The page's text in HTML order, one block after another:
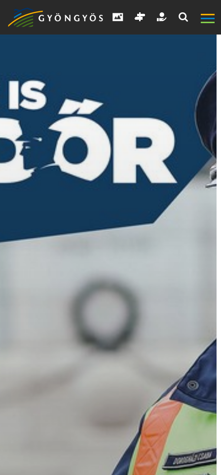
A
VÁROS
VÁROS